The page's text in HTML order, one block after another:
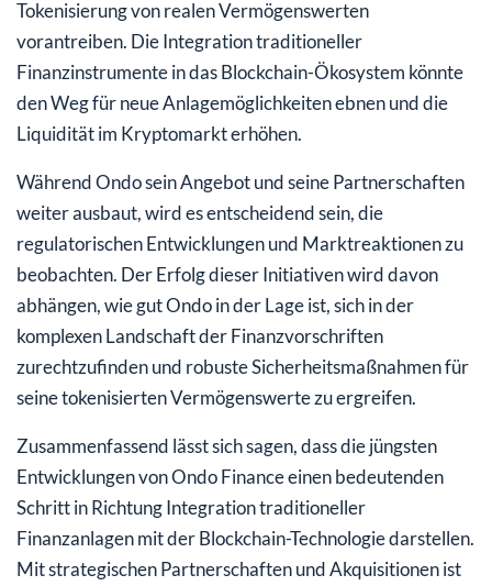
Tokenisierung von realen Vermögenswerten
vorantreiben. Die Integration traditioneller
Finanzinstrumente in das Blockchain-Ökosystem könnte
den Weg für neue Anlagemöglichkeiten ebnen und die
Liquidität im Kryptomarkt erhöhen.
Während Ondo sein Angebot und seine Partnerschaften
weiter ausbaut, wird es entscheidend sein, die
regulatorischen Entwicklungen und Marktreaktionen zu
beobachten. Der Erfolg dieser Initiativen wird davon
abhängen, wie gut Ondo in der Lage ist, sich in der
komplexen Landschaft der Finanzvorschriften
zurechtzufinden und robuste Sicherheitsmaßnahmen für
seine tokenisierten Vermögenswerte zu ergreifen.
Zusammenfassend lässt sich sagen, dass die jüngsten
Entwicklungen von Ondo Finance einen bedeutenden
Schritt in Richtung Integration traditioneller
Finanzanlagen mit der Blockchain-Technologie darstellen.
Mit strategischen Partnerschaften und Akquisitionen ist